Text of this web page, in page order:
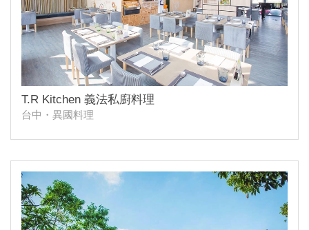
T.R Kitchen 義法私廚料理
台中・異國料理